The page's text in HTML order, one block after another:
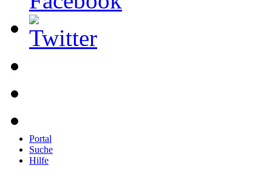
Portal
Suche
Hilfe